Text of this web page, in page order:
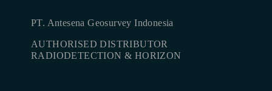
PT. Antesena Geosurvey Indonesia
AUTHORISED DISTRIBUTOR
RADIODETECTION & HORIZON